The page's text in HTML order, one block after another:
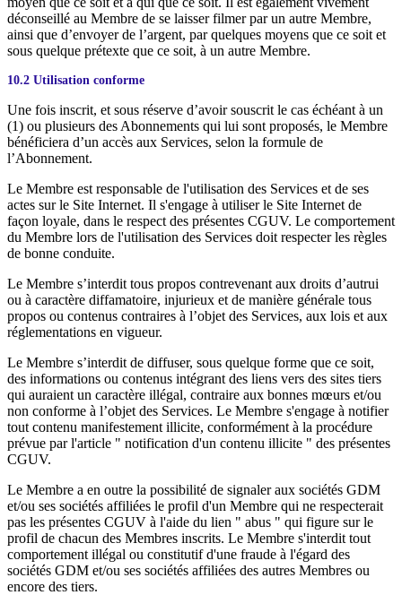
déconseillé au Membre de se laisser filmer par un autre Membre,
ainsi que d’envoyer de l’argent, par quelques moyens que ce soit et
sous quelque prétexte que ce soit, à un autre Membre.
10.2 Utilisation conforme
Une fois inscrit, et sous réserve d’avoir souscrit le cas échéant à un
(1) ou plusieurs des Abonnements qui lui sont proposés, le Membre
bénéficiera d’un accès aux Services, selon la formule de
l’Abonnement.
Le Membre est responsable de l'utilisation des Services et de ses
actes sur le Site Internet. Il s'engage à utiliser le Site Internet de
façon loyale, dans le respect des présentes CGUV. Le comportement
du Membre lors de l'utilisation des Services doit respecter les règles
de bonne conduite.
Le Membre s’interdit tous propos contrevenant aux droits d’autrui
ou à caractère diffamatoire, injurieux et de manière générale tous
propos ou contenus contraires à l’objet des Services, aux lois et aux
réglementations en vigueur.
Le Membre s’interdit de diffuser, sous quelque forme que ce soit,
des informations ou contenus intégrant des liens vers des sites tiers
qui auraient un caractère illégal, contraire aux bonnes mœurs et/ou
non conforme à l’objet des Services. Le Membre s'engage à notifier
tout contenu manifestement illicite, conformément à la procédure
prévue par l'article " notification d'un contenu illicite " des présentes
CGUV.
Le Membre a en outre la possibilité de signaler aux sociétés GDM
et/ou ses sociétés affiliées le profil d'un Membre qui ne respecterait
pas les présentes CGUV à l'aide du lien " abus " qui figure sur le
profil de chacun des Membres inscrits. Le Membre s'interdit tout
comportement illégal ou constitutif d'une fraude à l'égard des
sociétés GDM et/ou ses sociétés affiliées des autres Membres ou
encore des tiers.